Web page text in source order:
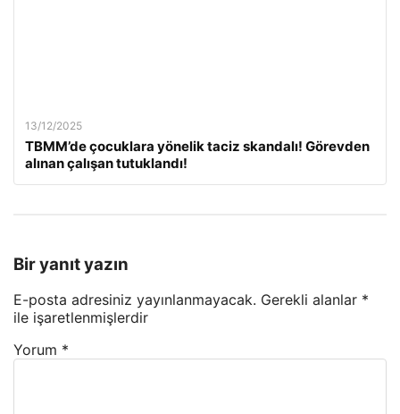
13/12/2025
TBMM’de çocuklara yönelik taciz skandalı! Görevden
alınan çalışan tutuklandı!
Bir yanıt yazın
E-posta adresiniz yayınlanmayacak. Gerekli alanlar *
ile işaretlenmişlerdir
Yorum *